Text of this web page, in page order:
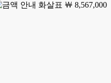
￦ 8,567,000